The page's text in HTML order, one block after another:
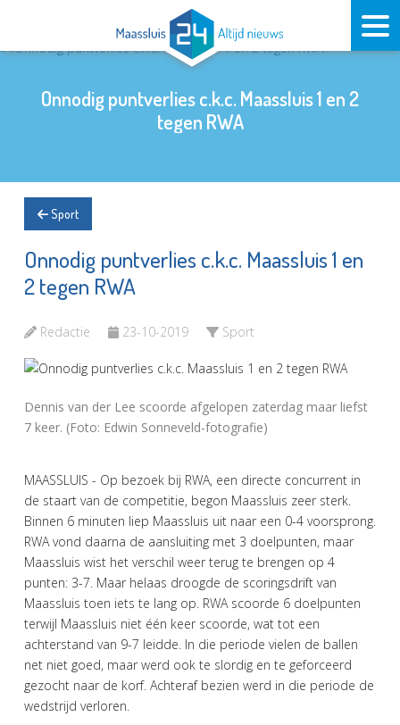
Onnodig puntverlies c.k.c. Maassluis 1 en 2
tegen RWA
Sport
Onnodig puntverlies c.k.c. Maassluis 1 en
2 tegen RWA
Redactie 23-10-2019 Sport
Dennis van der Lee scoorde afgelopen zaterdag maar liefst
7 keer. (Foto: Edwin Sonneveld-fotografie)
MAASSLUIS - Op bezoek bij RWA, een directe concurrent in
de staart van de competitie, begon Maassluis zeer sterk.
Binnen 6 minuten liep Maassluis uit naar een 0-4 voorsprong.
RWA vond daarna de aansluiting met 3 doelpunten, maar
Maassluis wist het verschil weer terug te brengen op 4
punten: 3-7. Maar helaas droogde de scoringsdrift van
Maassluis toen iets te lang op. RWA scoorde 6 doelpunten
terwijl Maassluis niet één keer scoorde, wat tot een
achterstand van 9-7 leidde. In die periode vielen de ballen
net niet goed, maar werd ook te slordig en te geforceerd
gezocht naar de korf. Achteraf bezien werd in die periode de
wedstrijd verloren.